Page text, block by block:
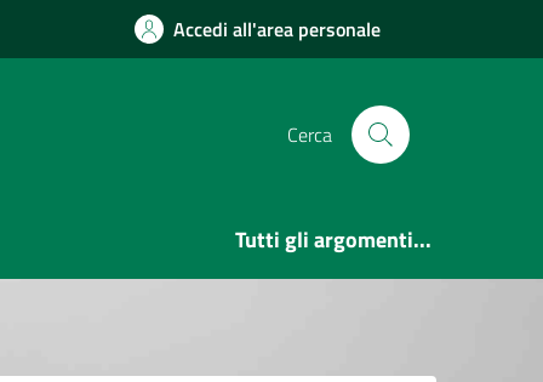
Accedi all'area personale
Cerca
Tutti gli argomenti...